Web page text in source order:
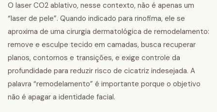
O laser CO2 ablativo, nesse contexto, não é apenas um
“laser de pele”. Quando indicado para rinofima, ele se
aproxima de uma cirurgia dermatológica de remodelamento:
remove e esculpe tecido em camadas, busca recuperar
planos, contornos e transições, e exige controle da
profundidade para reduzir risco de cicatriz indesejada. A
palavra “remodelamento” é importante porque o objetivo
não é apagar a identidade facial.